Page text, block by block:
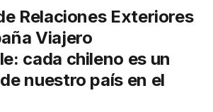
Relaciones Exteriores
Viajero
cada chileno es un
nuestro país en el